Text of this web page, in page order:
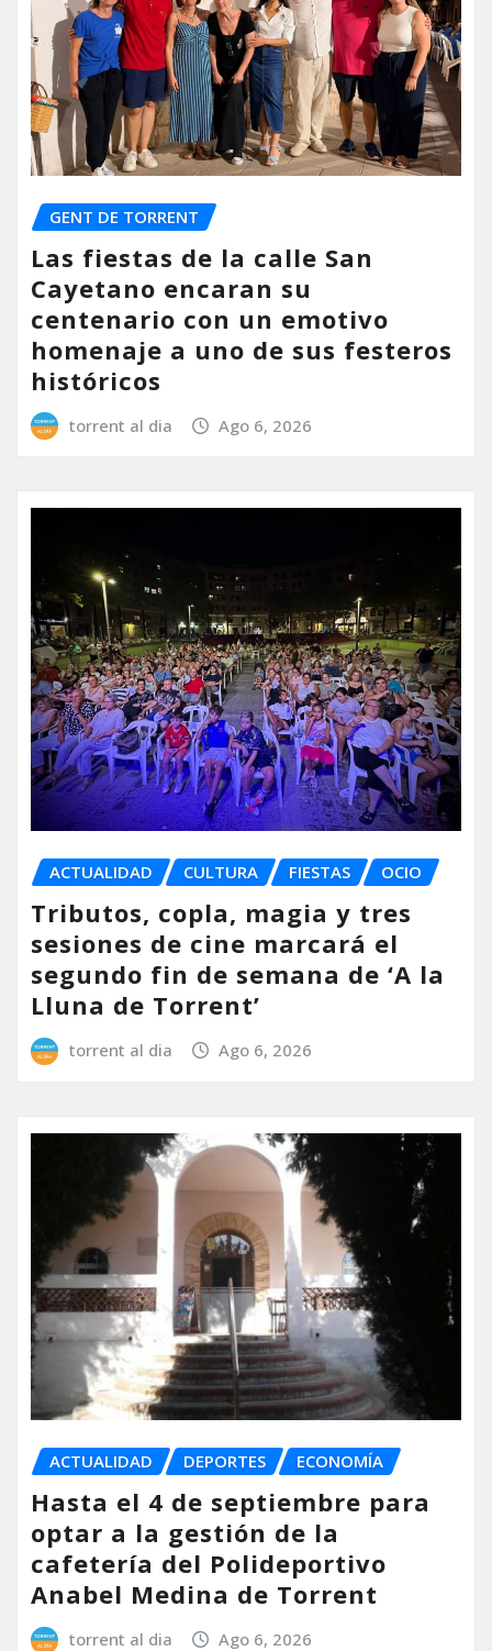
GENT DE TORRENT
Las fiestas de la calle San
Cayetano encaran su
centenario con un emotivo
homenaje a uno de sus festeros
históricos
torrent al dia Ago 6, 2026
ACTUALIDAD CULTURA FIESTAS OCIO
Tributos, copla, magia y tres
sesiones de cine marcará el
segundo fin de semana de ‘A la
Lluna de Torrent’
torrent al dia Ago 6, 2026
ACTUALIDAD DEPORTES ECONOMÍA
Hasta el 4 de septiembre para
optar a la gestión de la
cafetería del Polideportivo
Anabel Medina de Torrent
torrent al dia Ago 6, 2026